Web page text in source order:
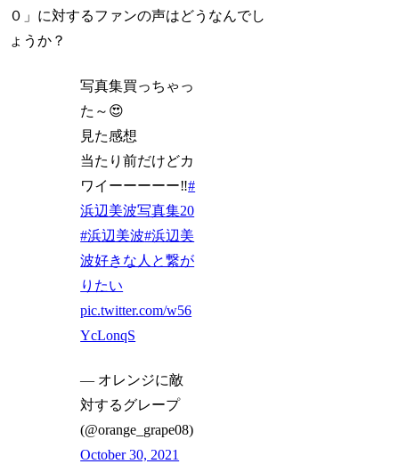
０」に対するファンの声はどうなんでし
ょうか？
写真集買っちゃっ
た～😍
見た感想
当たり前だけどカ
ワイーーーーー‼️#
浜辺美波写真集20
#浜辺美波#浜辺美
波好きな人と繋が
りたい
pic.twitter.com/w56
YcLonqS
— オレンジに敵
対するグレープ
(@orange_grape08)
October 30, 2021